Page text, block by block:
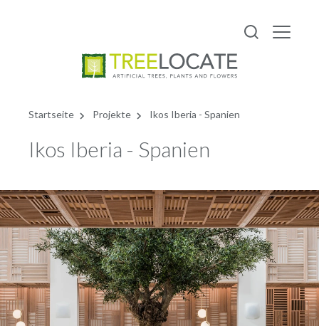
Startseite Projekte Ikos Iberia - Spanien
Ikos Iberia - Spanien